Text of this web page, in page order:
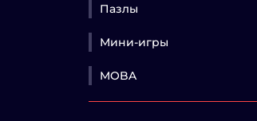
Пазлы
Мини-игры
MOBA